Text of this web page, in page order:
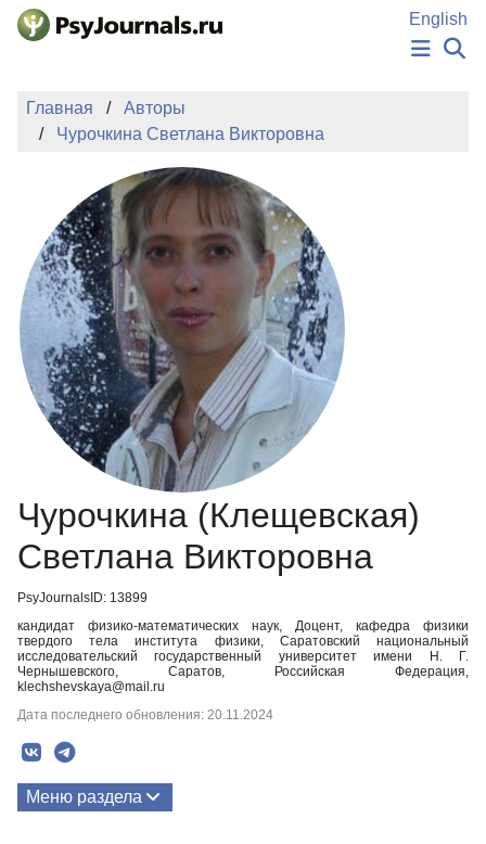
Перейти к основному содержанию
English
ИЗДАНИЯ
АВТОРЫ
ПОДАТЬ РУКОПИСЬ
БАЗА ЗНАНИЙ
КЛЮЧЕВЫЕ СЛОВА
Регистрация
Главная
Авторы
Чурочкина Светлана Викторовна
Чурочкина (Клещевская)
Светлана Викторовна
PsyJournalsID: 13899
кандидат физико-математических наук, Доцент, кафедра физики
твердого тела института физики, Саратовский национальный
исследовательский государственный университет имени Н. Г.
Чернышевского, Саратов, Российская Федерация,
klechshevskaya@mail.ru
Дата последнего обновления: 20.11.2024
Меню раздела